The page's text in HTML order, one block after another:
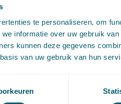
te personaliseren, om
informatie over uw gebruik
kunnen deze gegevens
van uw gebruik van hun